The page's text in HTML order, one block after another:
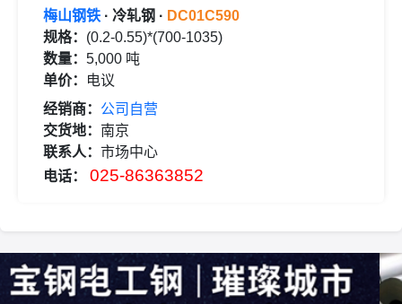
梅山钢铁 · 冷轧钢 · DC01C590
规格： (0.2-0.55)*(700-1035)
数量： 5,000 吨
单价：
电议
经销商： 公司自营
交货地： 南京
联系人： 市场中心
电话：
025-86363852